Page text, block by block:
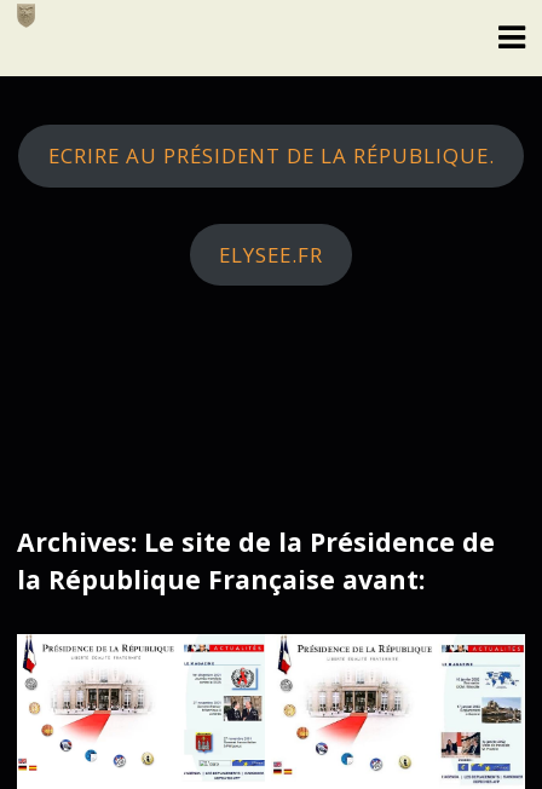
Skip
ECRIRE AU PRÉSIDENT DE LA RÉPUBLIQUE.
ELYSEE.FR
Archives: Le site de la Présidence de
la République Française avant: